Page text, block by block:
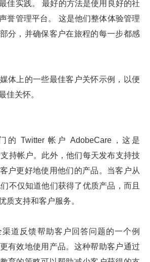
佳实践。 最好的方法是使用良好的社
誉管理平台。 这是他们整体体验管理
分，并确保客户在旅程的每一步都感
体上的一些最佳客户关怀示例，以便
佳关怀。
的 Twitter 帐户 Adob​​eCare，这是
持帐户。此外，他们每天发布支持技
户更好地使用他们的产品。当客户从
不仅知道他们获得了优质产品，而且
质支持和客户服务。
道反馈帮助客户回答问题的一个例
有效地使用产品。这种帮助客户通过